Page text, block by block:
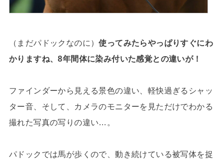
（まだパドックなのに）使ってみたらやっぱりすぐにわ
かりますね、8年間体に染み付いた感覚との違いが！
ファインダーから見える景色の違い、軽快過ぎるシャッ
ター音、そして、カメラのモニターを見ただけでわかる
撮れた写真の写りの違い…。
パドックでは馬が歩くので、動き続けている被写体を捉